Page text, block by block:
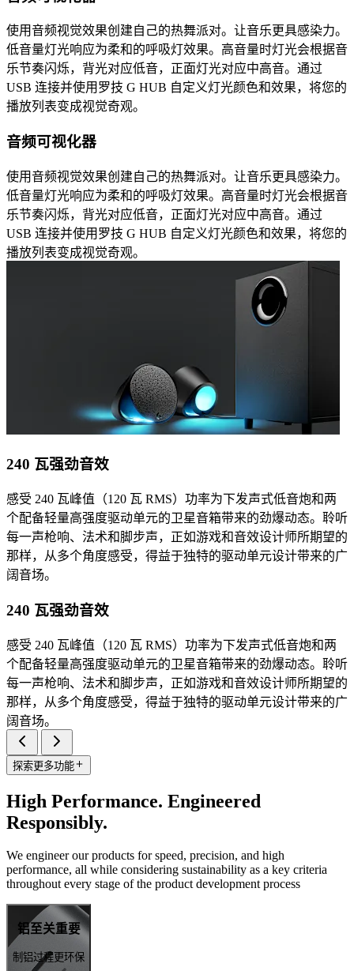
使用音频视觉效果创建自己的热舞派对。让音乐更具感染力。
低音量灯光响应为柔和的呼吸灯效果。高音量时灯光会根据音
乐节奏闪烁，背光对应低音，正面灯光对应中高音。通过
USB 连接并使用罗技 G HUB 自定义灯光颜色和效果，将您的
播放列表变成视觉奇观。
音频可视化器
使用音频视觉效果创建自己的热舞派对。让音乐更具感染力。
低音量灯光响应为柔和的呼吸灯效果。高音量时灯光会根据音
乐节奏闪烁，背光对应低音，正面灯光对应中高音。通过
USB 连接并使用罗技 G HUB 自定义灯光颜色和效果，将您的
播放列表变成视觉奇观。
240 瓦强劲音效
感受 240 瓦峰值（120 瓦 RMS）功率为下发声式低音炮和两
个配备轻量高强度驱动单元的卫星音箱带来的劲爆动态。聆听
每一声枪响、法术和脚步声，正如游戏和音效设计师所期望的
那样，从多个角度感受，得益于独特的驱动单元设计带来的广
阔音场。
240 瓦强劲音效
感受 240 瓦峰值（120 瓦 RMS）功率为下发声式低音炮和两
个配备轻量高强度驱动单元的卫星音箱带来的劲爆动态。聆听
每一声枪响、法术和脚步声，正如游戏和音效设计师所期望的
那样，从多个角度感受，得益于独特的驱动单元设计带来的广
阔音场。
探索更多功能
High Performance. Engineered
Responsibly.
We engineer our products for speed, precision, and high
performance, all while considering sustainability as a key criteria
throughout every stage of the product development process
铝至关重要
制铝过程更环保